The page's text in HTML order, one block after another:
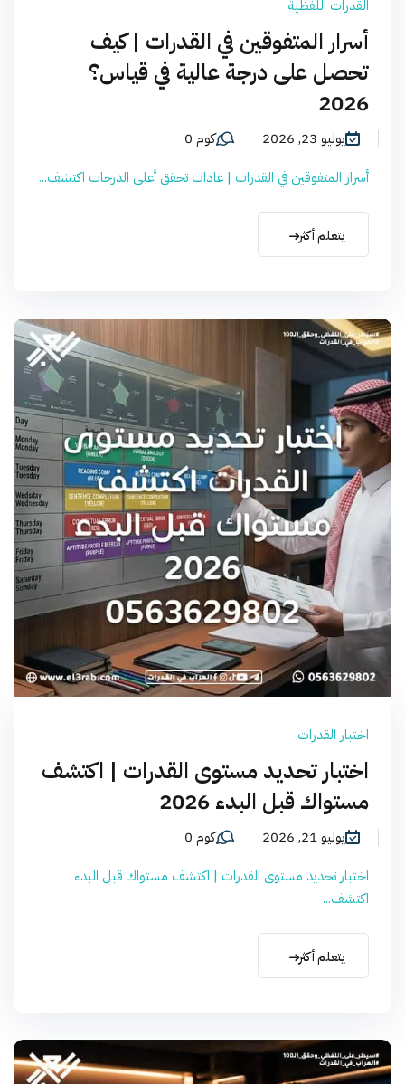
القدرات اللفظية
أسرار المتفوقين في القدرات | كيف
تحصل على درجة عالية في قياس؟
2026
يوليو 23, 2026
كوم 0
أسرار المتفوقين في القدرات | عادات تحقق أعلى الدرجات اكتشف...
يتعلم أكثر
اختبار القدرات
اختبار تحديد مستوى القدرات | اكتشف
مستواك قبل البدء 2026
يوليو 21, 2026
كوم 0
اختبار تحديد مستوى القدرات | اكتشف مستواك قبل البدء
اكتشف...
يتعلم أكثر